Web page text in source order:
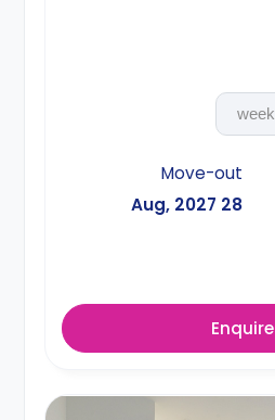
Move-out
28 Aug, 2027
Enquire